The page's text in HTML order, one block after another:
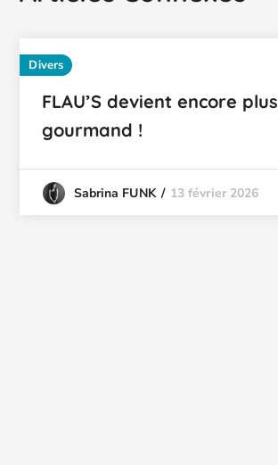
Divers
FLAU’S devient encore plus
gourmand !
Sabrina FUNK 13 février 2026